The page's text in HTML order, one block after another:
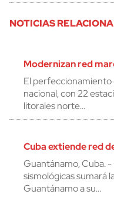
NOTICIAS
Modernizan red
El perfeccionamiento
nacional, con 22
litorales norte…
Cuba extiende red
Guantánamo, Cuba.
sismológicas sumará
Guantánamo a su…